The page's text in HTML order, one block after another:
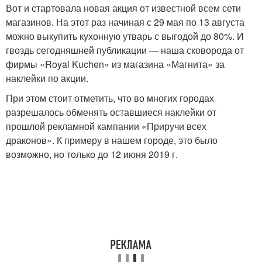
Вот и стартовала новая акция от известной всем сети
магазинов. На этот раз начиная с 29 мая по 13 августа
можно выкупить кухонную утварь с выгодой до 80%. И
гвоздь сегодняшней публикации — наша сковорода от
фирмы «Royal Kuchen» из магазина «Магнита» за
наклейки по акции.
При этом стоит отметить, что во многих городах
разрешалось обменять оставшиеся наклейки от
прошлой рекламной кампании «Приручи всех
драконов». К примеру в нашем городе, это было
возможно, но только до 12 июня 2019 г.